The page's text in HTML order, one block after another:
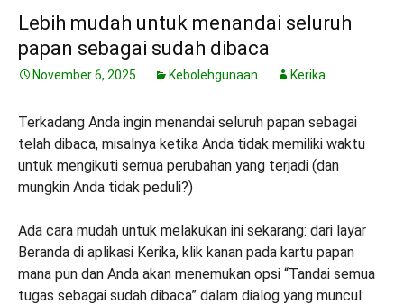
Lebih mudah untuk menandai seluruh
papan sebagai sudah dibaca
November 6, 2025 Kebolehgunaan Kerika
Terkadang Anda ingin menandai seluruh papan sebagai
telah dibaca, misalnya ketika Anda tidak memiliki waktu
untuk mengikuti semua perubahan yang terjadi (dan
mungkin Anda tidak peduli?)
Ada cara mudah untuk melakukan ini sekarang: dari layar
Beranda di aplikasi Kerika, klik kanan pada kartu papan
mana pun dan Anda akan menemukan opsi “Tandai semua
tugas sebagai sudah dibaca” dalam dialog yang muncul: